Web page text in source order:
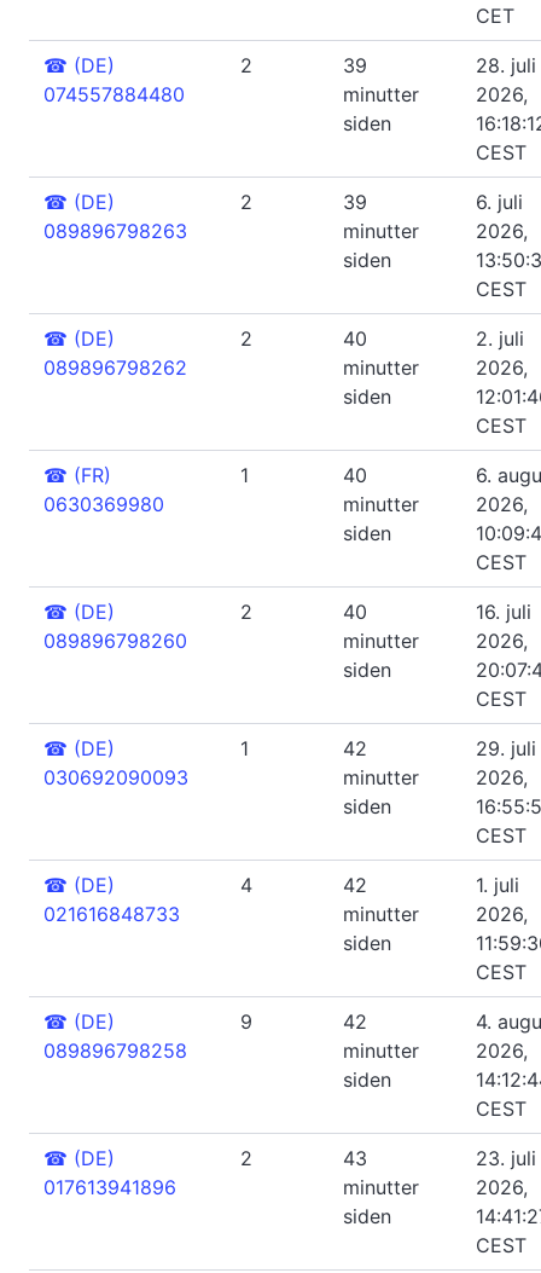
CET
☎ (DE)
074557884480
2
39
minutter
siden
28. juli
2026,
CEST
☎ (DE)
089896798263
2
39
minutter
siden
6. juli
2026,
CEST
☎ (DE)
089896798262
2
40
minutter
siden
2. juli
2026,
CEST
☎ (FR)
0630369980
1
40
minutter
siden
6.
2026,
CEST
☎ (DE)
089896798260
2
40
minutter
siden
16. juli
2026,
CEST
☎ (DE)
030692090093
1
42
minutter
siden
29. juli
2026,
CEST
☎ (DE)
021616848733
4
42
minutter
siden
1. juli
2026,
CEST
☎ (DE)
089896798258
9
42
minutter
siden
4.
2026,
CEST
☎ (DE)
017613941896
2
43
minutter
siden
23. juli
2026,
CEST